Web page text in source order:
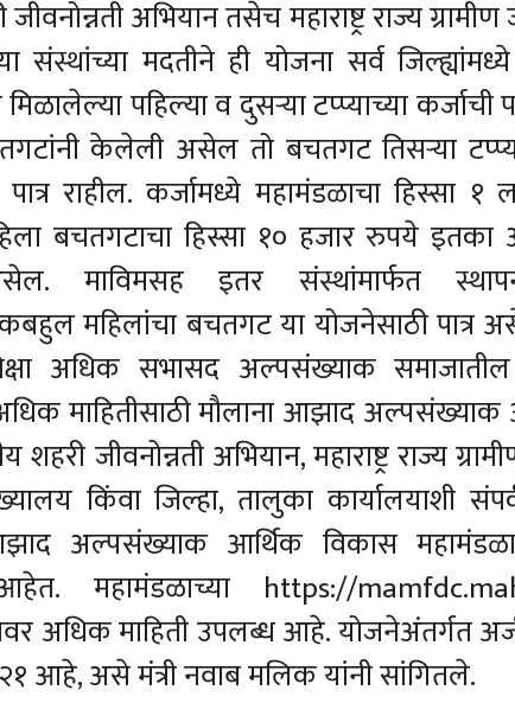
जीवनोन्नती अभियान तसेच महाराष्ट्र राज्य
संस्थांच्या मदतीने ही योजना सर्व
मिळालेल्या पहिल्या व दुसऱ्या टप्प्याच्या
केलेली असेल तो बचतगट तिसऱ्या
पात्र राहील. कर्जामध्ये महामंडळाचा
बचतगटाचा हिस्सा १० हजार रुपये
माविमसह इतर संस्थांमार्फत
महिलांचा बचतगट या योजनेसाठी पात्र
अधिक सभासद अल्पसंख्याक
माहितीसाठी मौलाना आझाद
शहरी जीवनोन्नती अभियान, महाराष्ट्र राज्य
किंवा जिल्हा, तालुका कार्यालयाशी
अल्पसंख्याक आर्थिक विकास
महामंडळाच्या https://
अधिक माहिती उपलब्ध आहे. योजनेअंतर्गत
आहे, असे मंत्री नवाब मलिक यांनी सांगितले.